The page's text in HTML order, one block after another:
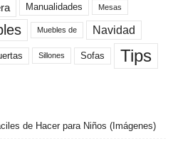
Manualidades Mesas
Muebles de Navidad
Sillones Sofas Tips
de Hacer para Niños (Imágenes)